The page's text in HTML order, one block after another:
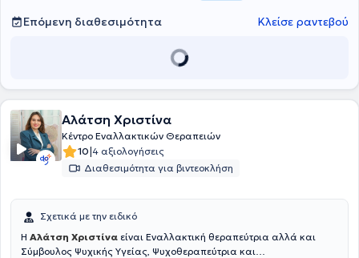
Επόμενη διαθεσιμότητα Κλείσε ραντεβού
Αλάτση Χριστίνα
Κέντρο Εναλλακτικών Θεραπειών
10|4 αξιολογήσεις
Διαθεσιμότητα για βιντεοκλήση
Σχετικά με την ειδικό
Η Αλάτση Χριστίνα είναι Εναλλακτική θεραπεύτρια αλλά και
Σύμβουλος Ψυχικής Υγείας, Ψυχοθεραπεύτρια και